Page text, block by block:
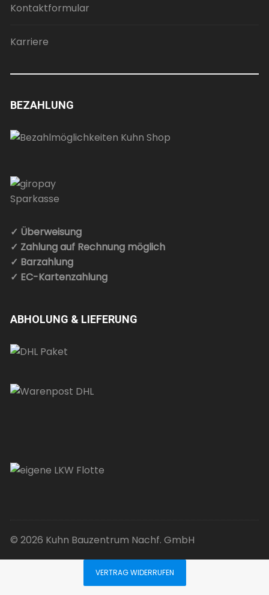
Kontaktformular
Karriere
BEZAHLUNG
✓ Überweisung
✓ Zahlung auf Rechnung möglich
✓ Barzahlung
✓ EC-Kartenzahlung
ABHOLUNG & LIEFERUNG
© 2026 Kuhn Bauzentrum Nachf. GmbH
VERTRAG WIDERRUFEN